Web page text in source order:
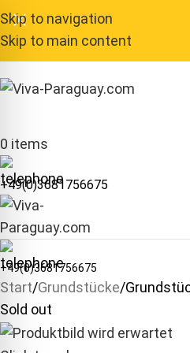
Skip to navigation
Skip to main content
0 items
+49(0)3681756675
+49(0)3681756675
Start Grundstücke
Sold out